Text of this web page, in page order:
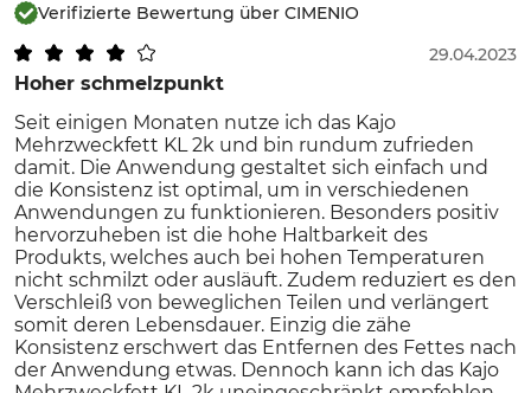
Verifizierte Bewertung über CIMENIO
Hoher schmelzpunkt
29.04.2023
Seit einigen Monaten nutze ich das Kajo
Mehrzweckfett KL 2k und bin rundum zufrieden
damit. Die Anwendung gestaltet sich einfach und
die Konsistenz ist optimal, um in verschiedenen
Anwendungen zu funktionieren. Besonders positiv
hervorzuheben ist die hohe Haltbarkeit des
Produkts, welches auch bei hohen Temperaturen
nicht schmilzt oder ausläuft. Zudem reduziert es den
Verschleiß von beweglichen Teilen und verlängert
somit deren Lebensdauer. Einzig die zähe
Konsistenz erschwert das Entfernen des Fettes nach
der Anwendung etwas. Dennoch kann ich das Kajo